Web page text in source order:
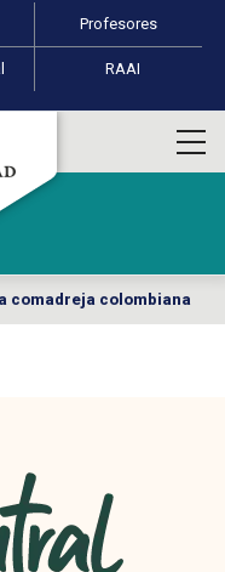
Profesores
RAAI
comadreja colombiana